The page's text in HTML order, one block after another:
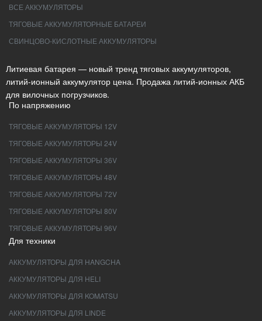
ВСЕ АККУМУЛЯТОРЫ
ТЯГОВЫЕ АККУМУЛЯТОРНЫЕ БАТАРЕИ
СВИНЦОВО-КИСЛОТНЫЕ АККУМУЛЯТОРЫ
Литиевая батарея — новый тренд тяговых аккумуляторов,
литий-ионный аккумулятор цена. Продажа литий-ионных АКБ
для вилочных погрузчиков.
По напряжению
ТЯГОВЫЕ АККУМУЛЯТОРЫ 12V
ТЯГОВЫЕ АККУМУЛЯТОРЫ 24V
ТЯГОВЫЕ АККУМУЛЯТОРЫ 36V
ТЯГОВЫЕ АККУМУЛЯТОРЫ 48V
ТЯГОВЫЕ АККУМУЛЯТОРЫ 72V
ТЯГОВЫЕ АККУМУЛЯТОРЫ 80V
ТЯГОВЫЕ АККУМУЛЯТОРЫ 96V
Для техники
АККУМУЛЯТОРЫ ДЛЯ HANGCHA
АККУМУЛЯТОРЫ ДЛЯ HELI
АККУМУЛЯТОРЫ ДЛЯ KOMATSU
АККУМУЛЯТОРЫ ДЛЯ LINDE